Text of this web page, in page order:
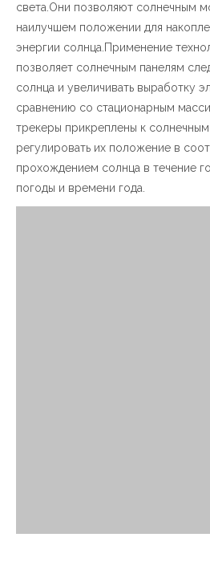
света.Они позволяют солнечным
наилучшем положении для
энергии солнца.Применение
позволяет солнечным панелям
солнца и увеличивать выработку
сравнению со стационарным
трекеры прикреплены к
регулировать их положение в
прохождением солнца в течение
погоды и времени года.